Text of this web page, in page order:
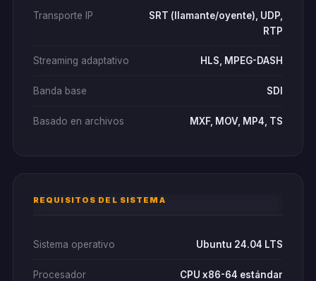
Transporte IP
SRT (llamante/oyente), UDP,
RTP
Streaming adaptativo HLS, MPEG-DASH
Banda base SDI
Basado en archivos MXF, MOV, MP4, TS
REQUISITOS DEL SISTEMA
Sistema operativo Ubuntu 24.04 LTS
Procesador CPU x86-64 estándar